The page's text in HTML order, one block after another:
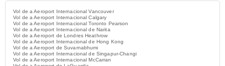
Vol de a Aeroport Internacional Vancouver
Vol de a Aeroport Internacional Calgary
Vol de a Aeroport Internacional Toronto Pearson
Vol de a Aeroport Internacional de Narita
Vol de a Aeroport de Londres Heathrow
Vol de a Aeroport Internacional de Hong Kong
Vol de a Aeroport de Suvarnabhumi
Vol de a Aeroport Internacional de Singapur-Changi
Vol de a Aeroport Internacional McCarran